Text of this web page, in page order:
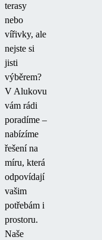
terasy
nebo
vířivky, ale
nejste si
jisti
výběrem?
V Alukovu
vám rádi
poradíme –
nabízíme
řešení na
míru, která
odpovídají
vašim
potřebám i
prostoru.
Naše